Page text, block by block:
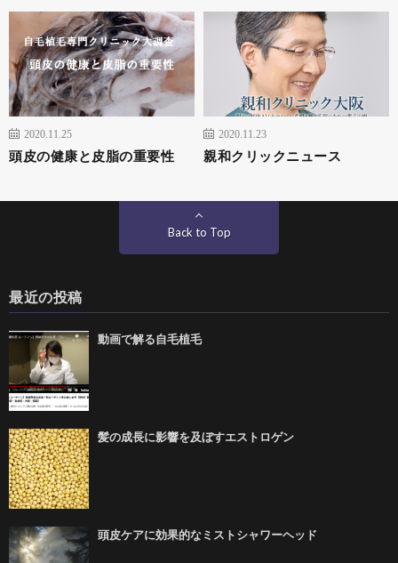
2020.11.25
頭皮の健康と皮脂の重要性
2020.11.23
親和クリックニュース
Back to Top
最近の投稿
動画で解る自毛植毛
髪の成長に影響を及ぼすエストロゲン
頭皮ケアに効果的なミストシャワーヘッド